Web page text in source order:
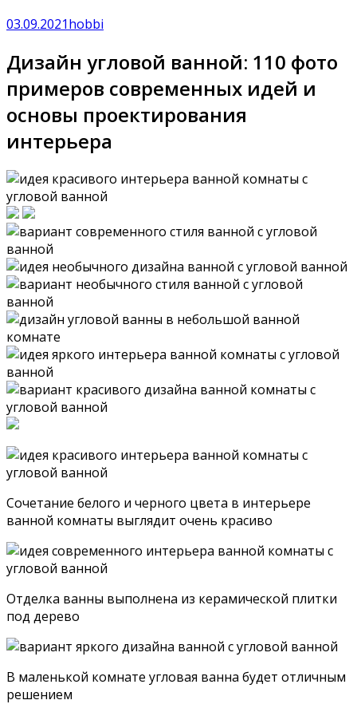
03.09.2021hobbi
Дизайн угловой ванной: 110 фото
примеров современных идей и
основы проектирования
интерьера
Сочетание белого и черного цвета в интерьере
ванной комнаты выглядит очень красиво
Отделка ванны выполнена из керамической плитки
под дерево
В маленькой комнате угловая ванна будет отличным
решением